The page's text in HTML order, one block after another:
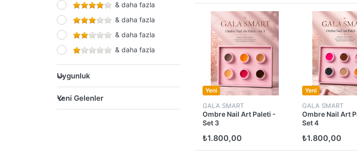
& daha fazla
& daha fazla
& daha fazla
& daha fazla
Uygunluk
Yeni Gelenler
Yeni
GALA SMART
Ombre Nail Art Paleti -
Set 3
₺1.800,00
Yeni
GALA SMART
Ombre Nail Art
Set 4
₺1.800,00